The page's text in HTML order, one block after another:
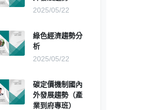
2025/05/22
綠色經濟趨勢分
析
2025/05/22
碳定價機制國內
外發展趨勢（產
業到府專班）